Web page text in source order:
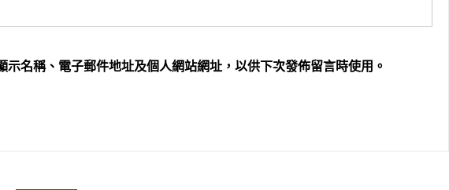
示名稱、電子郵件地址及個人網站網址，以供下次發佈留言時使用。